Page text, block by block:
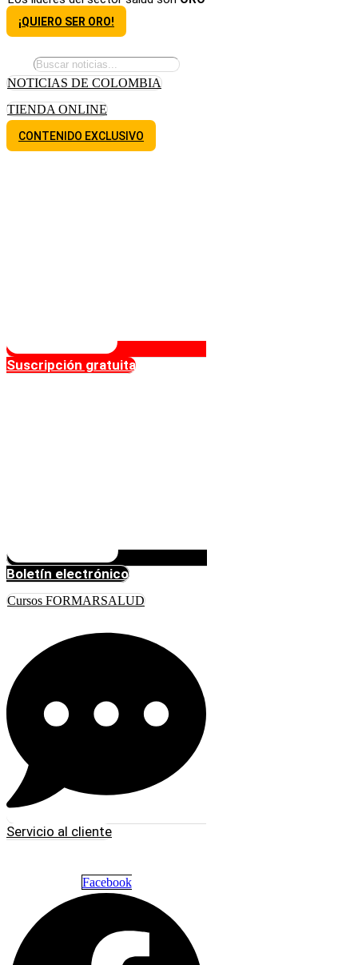
¡QUIERO SER ORO!
NOTICIAS DE COLOMBIA
TIENDA ONLINE
CONTENIDO EXCLUSIVO
Suscripción gratuita
Boletín electrónico
Cursos FORMARSALUD
Servicio al cliente
Facebook